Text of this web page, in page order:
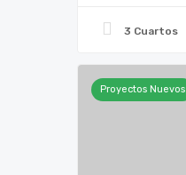
3 Cuartos
Proyectos Nuevos